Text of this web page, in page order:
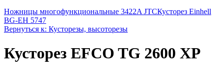
Ножницы многофункциональные 3422A JTCКусторез Einhell
BG-EH 5747
Вернуться к: Кусторезы, высоторезы
Кусторез EFCO TG 2600 XP